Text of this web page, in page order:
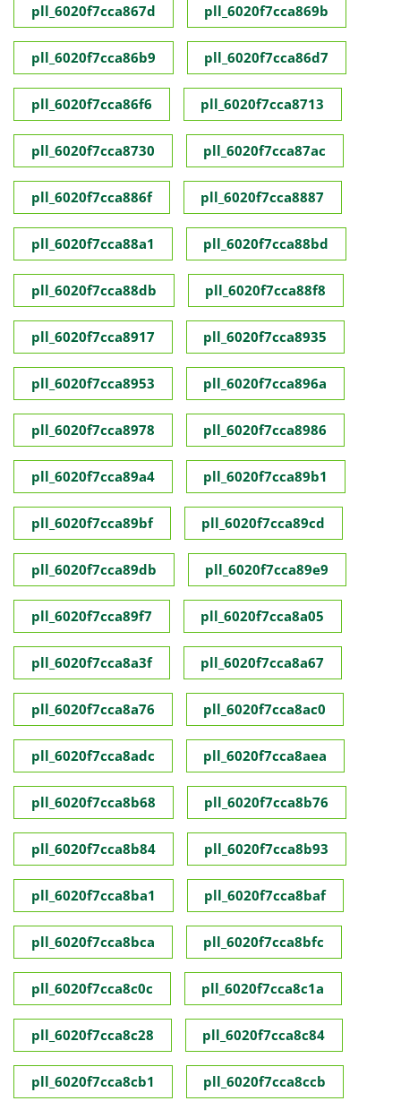
pll_6020f7cca867d pll_6020f7cca869b
pll_6020f7cca86b9 pll_6020f7cca86d7
pll_6020f7cca86f6 pll_6020f7cca8713
pll_6020f7cca8730 pll_6020f7cca87ac
pll_6020f7cca886f pll_6020f7cca8887
pll_6020f7cca88a1 pll_6020f7cca88bd
pll_6020f7cca88db pll_6020f7cca88f8
pll_6020f7cca8917 pll_6020f7cca8935
pll_6020f7cca8953 pll_6020f7cca896a
pll_6020f7cca8978 pll_6020f7cca8986
pll_6020f7cca89a4 pll_6020f7cca89b1
pll_6020f7cca89bf pll_6020f7cca89cd
pll_6020f7cca89db pll_6020f7cca89e9
pll_6020f7cca89f7 pll_6020f7cca8a05
pll_6020f7cca8a3f pll_6020f7cca8a67
pll_6020f7cca8a76 pll_6020f7cca8ac0
pll_6020f7cca8adc pll_6020f7cca8aea
pll_6020f7cca8b68 pll_6020f7cca8b76
pll_6020f7cca8b84 pll_6020f7cca8b93
pll_6020f7cca8ba1 pll_6020f7cca8baf
pll_6020f7cca8bca pll_6020f7cca8bfc
pll_6020f7cca8c0c pll_6020f7cca8c1a
pll_6020f7cca8c28 pll_6020f7cca8c84
pll_6020f7cca8cb1 pll_6020f7cca8ccb